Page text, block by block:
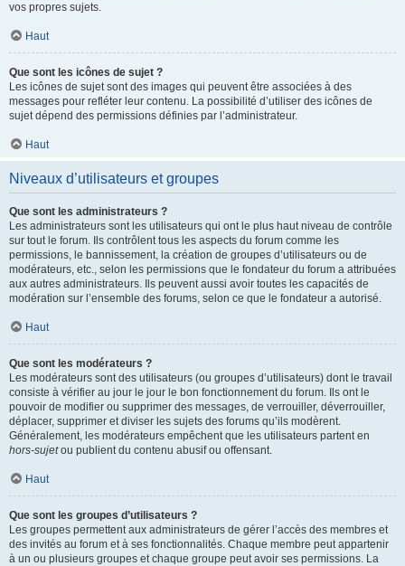
vos propres sujets.
Haut
Que sont les icônes de sujet ?
Les icônes de sujet sont des images qui peuvent être associées à des
messages pour refléter leur contenu. La possibilité d’utiliser des icônes de
sujet dépend des permissions définies par l’administrateur.
Haut
Niveaux d’utilisateurs et groupes
Que sont les administrateurs ?
Les administrateurs sont les utilisateurs qui ont le plus haut niveau de contrôle
sur tout le forum. Ils contrôlent tous les aspects du forum comme les
permissions, le bannissement, la création de groupes d’utilisateurs ou de
modérateurs, etc., selon les permissions que le fondateur du forum a attribuées
aux autres administrateurs. Ils peuvent aussi avoir toutes les capacités de
modération sur l’ensemble des forums, selon ce que le fondateur a autorisé.
Haut
Que sont les modérateurs ?
Les modérateurs sont des utilisateurs (ou groupes d’utilisateurs) dont le travail
consiste à vérifier au jour le jour le bon fonctionnement du forum. Ils ont le
pouvoir de modifier ou supprimer des messages, de verrouiller, déverrouiller,
déplacer, supprimer et diviser les sujets des forums qu’ils modèrent.
Généralement, les modérateurs empêchent que les utilisateurs partent en
hors-sujetou publient du contenu abusif ou offensant.
Haut
Que sont les groupes d’utilisateurs ?
Les groupes permettent aux administrateurs de gérer l’accès des membres et
des invités au forum et à ses fonctionnalités. Chaque membre peut appartenir
à un ou plusieurs groupes et chaque groupe peut avoir ses permissions. La